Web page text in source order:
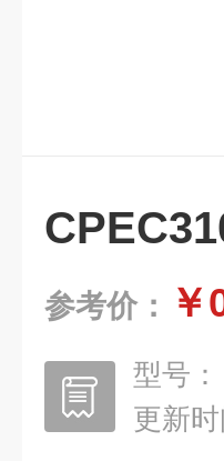
参考价： ￥
型号：
更新时